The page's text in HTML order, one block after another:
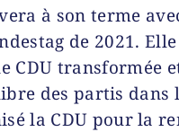
à son terme
de 2021.
CDU transformée
des partis dans
la CDU pour la